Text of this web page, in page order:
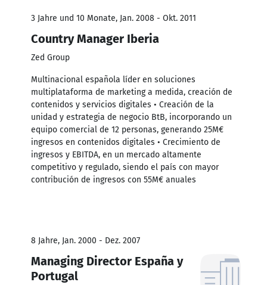
3 Jahre und 10 Monate, Jan. 2008 - Okt. 2011
Country Manager Iberia
Zed Group
Multinacional española líder en soluciones
multiplataforma de marketing a medida, creación de
contenidos y servicios digitales • Creación de la
unidad y estrategia de negocio BtB, incorporando un
equipo comercial de 12 personas, generando 25M€
ingresos en contenidos digitales • Crecimiento de
ingresos y EBITDA, en un mercado altamente
competitivo y regulado, siendo el país con mayor
contribución de ingresos con 55M€ anuales
8 Jahre, Jan. 2000 - Dez. 2007
Managing Director España y
Portugal